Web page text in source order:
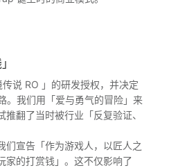
说 RO 」的研发授权，并决定
。我们用「爱与勇气的冒险」来
翻了当时被行业「反复验证、
们宣告「作为游戏人，以匠人之
家的打赏钱」。这不仅影响了